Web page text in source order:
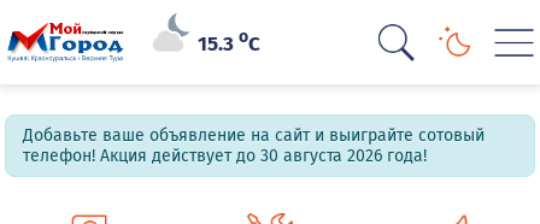
15.3oC
Добавьте ваше объявление на сайт и выиграйте сотовый
телефон! Акция действует до 30 августа 2026 года!